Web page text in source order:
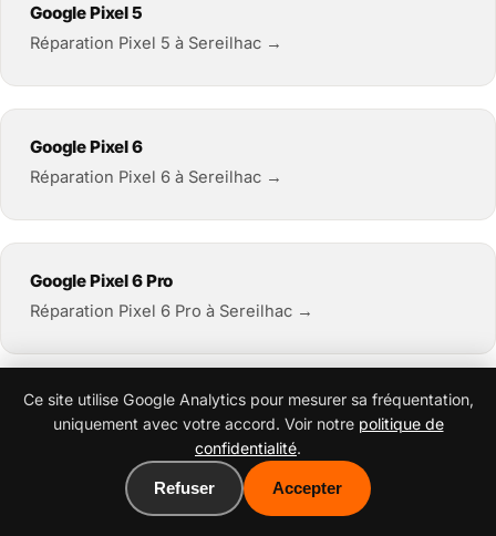
Google Pixel 5
Réparation Pixel 5 à Sereilhac →
Google Pixel 6
Réparation Pixel 6 à Sereilhac →
Google Pixel 6 Pro
Réparation Pixel 6 Pro à Sereilhac →
Google Pixel 6a
Réparation Pixel 6a à Sereilhac →
Ce site utilise Google Analytics pour mesurer sa fréquentation,
uniquement avec votre accord. Voir notre politique de
confidentialité.
Refuser Accepter